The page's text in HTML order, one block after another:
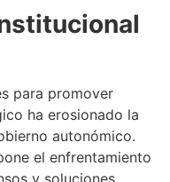
para promover
ha erosionado la
autonómico.
el enfrentamiento
y soluciones.